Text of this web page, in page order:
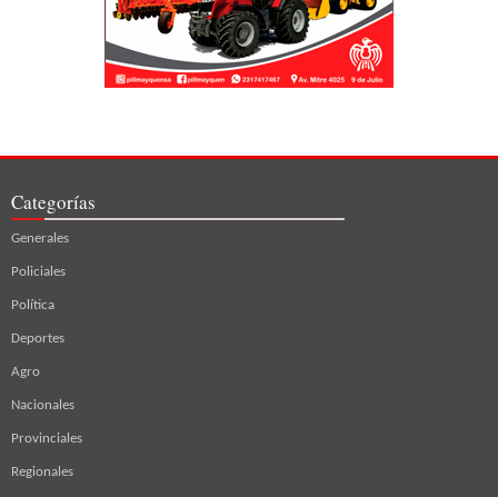
Categorías
Generales
Policiales
Política
Deportes
Agro
Nacionales
Provinciales
Regionales